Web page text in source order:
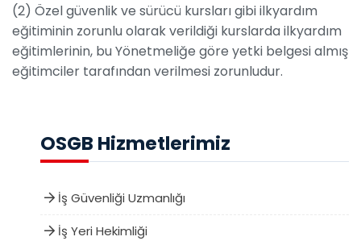
(2) Özel güvenlik ve sürücü kursları gibi ilkyardım
eğitiminin zorunlu olarak verildiği kurslarda ilkyardım
eğitimlerinin, bu Yönetmeliğe göre yetki belgesi almış
eğitimciler tarafından verilmesi zorunludur.
OSGB Hizmetlerimiz
İş Güvenliği Uzmanlığı
İş Yeri Hekimliği